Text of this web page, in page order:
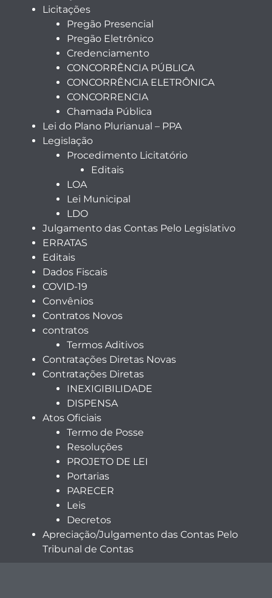
Licitações
Pregão Presencial
Pregão Eletrônico
Credenciamento
CONCORRÊNCIA PÚBLICA
CONCORRÊNCIA ELETRÔNICA
CONCORRENCIA
Chamada Pública
Lei do Plano Plurianual – PPA
Legislação
Procedimento Licitatório
Editais
LOA
Lei Municipal
LDO
Julgamento das Contas Pelo Legislativo
ERRATAS
Editais
Dados Fiscais
COVID-19
Convênios
Contratos Novos
contratos
Termos Aditivos
Contratações Diretas Novas
Contratações Diretas
INEXIGIBILIDADE
DISPENSA
Atos Oficiais
Termo de Posse
Resoluções
PROJETO DE LEI
Portarias
PARECER
Leis
Decretos
Apreciação/Julgamento das Contas Pelo
Tribunal de Contas